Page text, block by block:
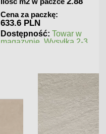
Cena za paczkę:
633.6 PLN
Dostępność: Towar w
magazynie. Wysyłka 2-3